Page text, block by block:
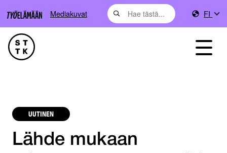
Mediakuvat FI
UUTINEN
Lähde mukaan